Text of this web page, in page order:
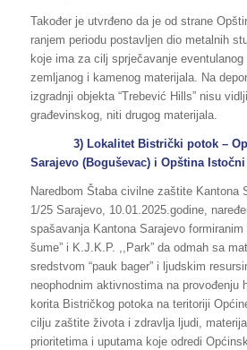
Također je utvrđeno da je od strane
ranjem periodu postavljen dio metalnih
koje ima za cilj sprječavanje
zemljanog i kamenog materijala. Na
izgradnji objekta “Trebević Hills” nisu
građevinskog, niti drugog materijala.
3) Lokalitet Bistrički potok –
Sarajevo (Boguševac) i Opština Istočni
Naredbom Štaba civilne zaštite Kantona
1/25 Sarajevo, 10.01.2025.godine,
spašavanja Kantona Sarajevo formiranim
šume” i K.J.K.P. ,,Park” da odmah sa
sredstvom “pauk bager” i ljudskim
neophodnim aktivnostima na provođenju
korita Bistričkog potoka na teritoriji
cilju zaštite života i zdravlja ljudi,
prioritetima i uputama koje odredi